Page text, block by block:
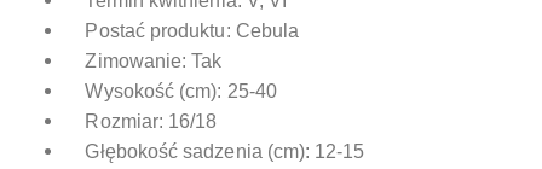
Postać produktu: Cebula
Zimowanie: Tak
Wysokość (cm): 25-40
Rozmiar: 16/18
Głębokość sadzenia (cm): 12-15